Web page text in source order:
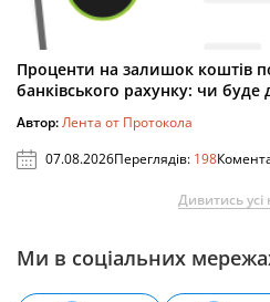
Проценти на залишок коштів
банківського рахунку: чи буде
Автор:Лента от Протокола
07.08.2026Переглядів: 198
Дивитись
Ми в соціальних